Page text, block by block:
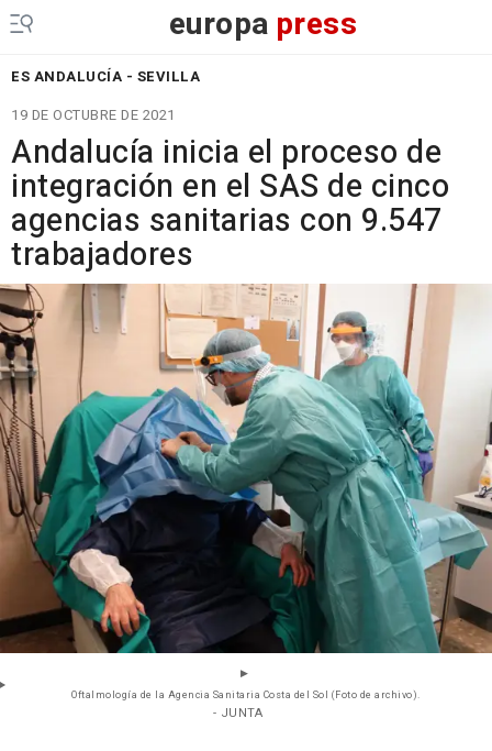
europa press
ES ANDALUCÍA - SEVILLA
19 DE OCTUBRE DE 2021
Andalucía inicia el proceso de
integración en el SAS de cinco
agencias sanitarias con 9.547
trabajadores
Oftalmología de la Agencia Sanitaria Costa del Sol (Foto de archivo).
- JUNTA